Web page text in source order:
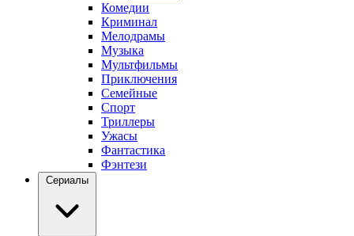
Комедии
Криминал
Мелодрамы
Музыка
Мультфильмы
Приключения
Семейные
Спорт
Триллеры
Ужасы
Фантастика
Фэнтези
Сериалы